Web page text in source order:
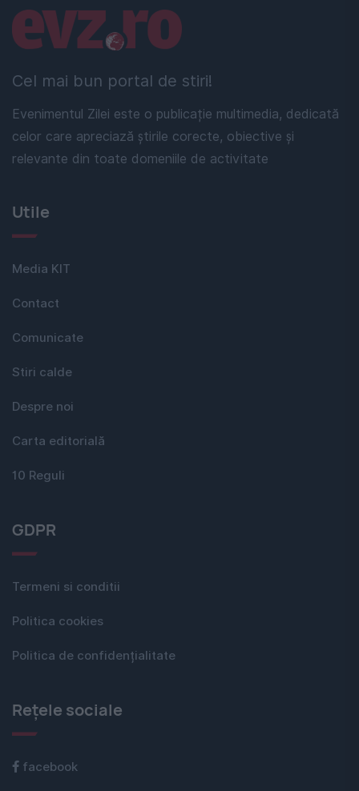
Cel mai bun portal de stiri!
Evenimentul Zilei este o publicație multimedia, dedicată
celor care apreciază știrile corecte, obiective și
relevante din toate domeniile de activitate
Linkuri utile
Utile
Media KIT
Contact
Comunicate
Stiri calde
Despre noi
Carta editorială
10 Reguli
GDPR
Termeni si conditii
Politica cookies
Politica de confidențialitate
Rețele sociale
facebook